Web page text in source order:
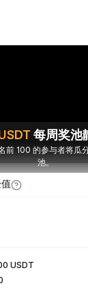
每周奖池
前 100 的参与者将瓜
池。
USDT